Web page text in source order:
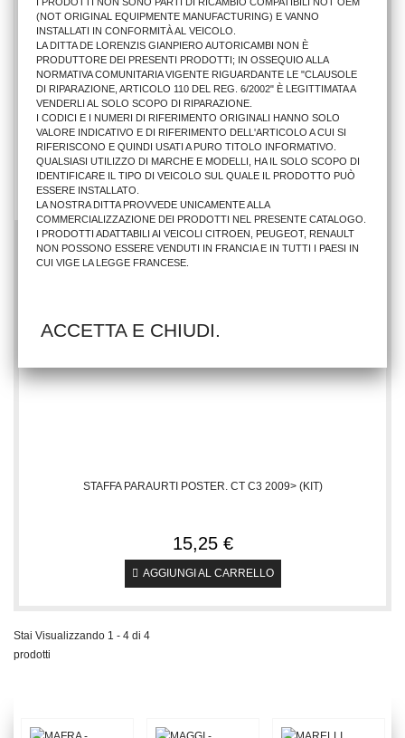
STAFFA PARAURTI ANTER. CT C3 2009> SX
7,32 €
STAFFA PARAURTI POSTER. CT C3 2009> (KIT)
15,25 €
AGGIUNGI AL CARRELLO
Stai Visualizzando 1 - 4 di 4
prodotti
(NOT ORIGINAL EQUIPMENTE MANUFACTURING) E VANNO
INSTALLATI IN CONFORMITÀ AL VEICOLO.
LA DITTA DE LORENZIS GIANPIERO AUTORICAMBI NON È
PRODUTTORE DEI PRESENTI PRODOTTI; IN OSSEQUIO ALLA
NORMATIVA COMUNITARIA VIGENTE RIGUARDANTE LE "CLAUSOLE
DI RIPARAZIONE, ARTICOLO 110 DEL REG. 6/2002" È LEGITTIMATA A
VENDERLI AL SOLO SCOPO DI RIPARAZIONE.
I CODICI E I NUMERI DI RIFERIMENTO ORIGINALI HANNO SOLO
VALORE INDICATIVO E DI RIFERIMENTO DELL'ARTICOLO A CUI SI
RIFERISCONO E QUINDI USATI A PURO TITOLO INFORMATIVO.
QUALSIASI UTILIZZO DI MARCHE E MODELLI, HA IL SOLO SCOPO DI
IDENTIFICARE IL TIPO DI VEICOLO SUL QUALE IL PRODOTTO PUÒ
ESSERE INSTALLATO.
LA NOSTRA DITTA PROVVEDE UNICAMENTE ALLA
COMMERCIALIZZAZIONE DEI PRODOTTI NEL PRESENTE CATALOGO.
I PRODOTTI ADATTABILI AI VEICOLI CITROEN, PEUGEOT, RENAULT
NON POSSONO ESSERE VENDUTI IN FRANCIA E IN TUTTI I PAESI IN
CUI VIGE LA LEGGE FRANCESE.
ACCETTA E CHIUDI.